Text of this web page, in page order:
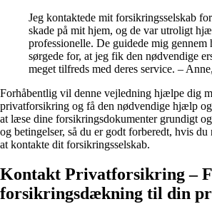
Jeg kontaktede mit forsikringsselskab
skade på mit hjem, og de var utroligt
professionelle. De guidede mig gennem
sørgede for, at jeg fik den nødvendige
meget tilfreds med deres service. –
Forhåbentlig vil denne vejledning hjælpe dig
privatforsikring og få den nødvendige hjælp
at læse dine forsikringsdokumenter grundigt
og betingelser, så du er godt forberedt, hvis
at kontakte dit forsikringsselskab.
Kontakt Privatforsikring –
forsikringsdækning til din